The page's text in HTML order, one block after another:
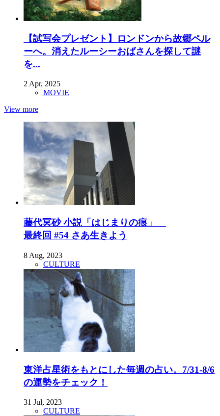
【試写会プレゼント】ロンドンから故郷ペル
ーへ。消えたルーシーおばさんを探して謎
を...
2 Apr, 2025
MOVIE
View more
藤代冥砂 小説「はじまりの痕」
最終回 #54 さあ生きよう
8 Aug, 2023
CULTURE
東洋占星術をもとにした毎週の占い。7/31-8/6
の運勢をチェック！
31 Jul, 2023
CULTURE